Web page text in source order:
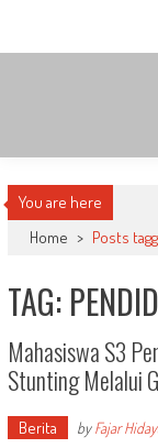
content
You are here
Home > Posts
TAG:
Mahasiswa S3
Stunting Melalui
Berita byFajar